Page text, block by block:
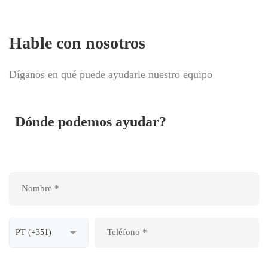
Hable con nosotros
Díganos en qué puede ayudarle nuestro equipo
Dónde podemos ayudar?